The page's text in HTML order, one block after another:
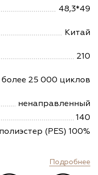
48,3*49
Китай
210
более 25 000 циклов
ненаправленный
140
полиэстер (PES) 100%
Подробнее